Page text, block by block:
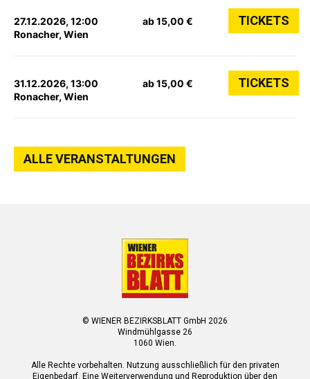
27.12.2026, 12:00
Ronacher, Wien
ab 15,00 € TICKETS
31.12.2026, 13:00
Ronacher, Wien
ab 15,00 € TICKETS
ALLE VERANSTALTUNGEN
© WIENER BEZIRKSBLATT GmbH 2026
Windmühlgasse 26
1060 Wien.
Alle Rechte vorbehalten. Nutzung ausschließlich für den privaten
Eigenbedarf. Eine Weiterverwendung und Reproduktion über den